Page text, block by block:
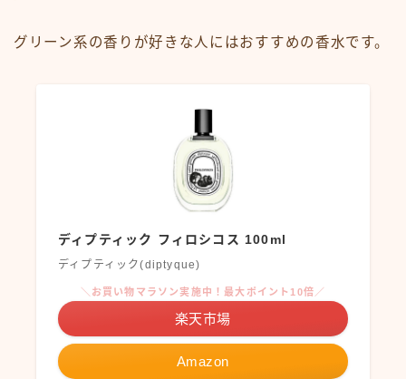
グリーン系の香りが好きな人にはおすすめの香水です。
ディプティック フィロシコス 100ml
ディプティック(diptyque)
Amazon
＼お買い物マラソン実施中！最大ポイント10倍／
楽天市場